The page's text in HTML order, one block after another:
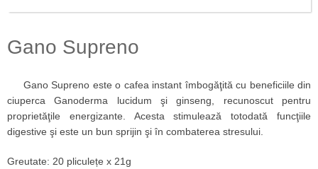
Gano Supreno
Gano Supreno este o cafea instant îmbogăţită cu beneficiile din
ciuperca Ganoderma lucidum şi ginseng, recunoscut pentru
proprietăţile energizante. Acesta stimulează totodată funcţiile
digestive şi este un bun sprijin şi în combaterea stresului.
Greutate: 20 pliculețe x 21g